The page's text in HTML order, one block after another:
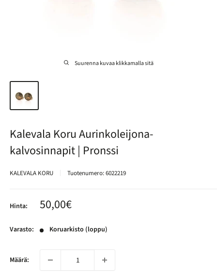
Suurenna kuvaa klikkamalla sitä
Kalevala Koru Aurinkoleijona-
kalvosinnapit | Pronssi
KALEVALA KORU Tuotenumero:6022219
Hinta: Alennushinta
50,00€
Varasto: Koruarkisto (loppu)
Määrä: